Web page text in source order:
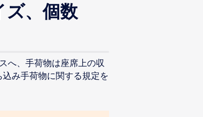
ズ、個数
へ、手荷物は座席上の収
み手荷物に関する規定を